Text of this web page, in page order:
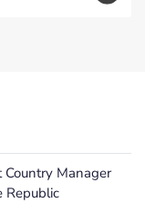
nieuws
Country Manager
Republic